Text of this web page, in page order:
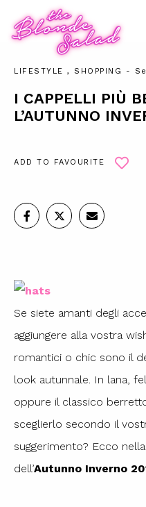
LIFESTYLE , SHOPPING -
I CAPPELLI PIÙ
L’AUTUNNO
ADD TO FAVOURITE
Se siete amanti degli
aggiungere alla vostra
romantici o chic sono il
look autunnale. In lana,
oppure il classico
sceglierlo secondo il
suggerimento? Ecco
dell’Autunno Inverno